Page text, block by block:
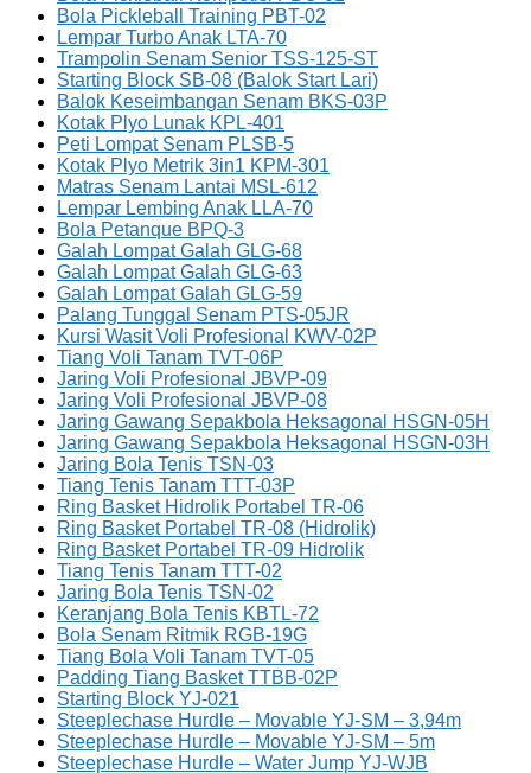
Bola Pickleball Training PBT-02
Lempar Turbo Anak LTA-70
Trampolin Senam Senior TSS-125-ST
Starting Block SB-08 (Balok Start Lari)
Balok Keseimbangan Senam BKS-03P
Kotak Plyo Lunak KPL-401
Peti Lompat Senam PLSB-5
Kotak Plyo Metrik 3in1 KPM-301
Matras Senam Lantai MSL-612
Lempar Lembing Anak LLA-70
Bola Petanque BPQ-3
Galah Lompat Galah GLG-68
Galah Lompat Galah GLG-63
Galah Lompat Galah GLG-59
Palang Tunggal Senam PTS-05JR
Kursi Wasit Voli Profesional KWV-02P
Tiang Voli Tanam TVT-06P
Jaring Voli Profesional JBVP-09
Jaring Voli Profesional JBVP-08
Jaring Gawang Sepakbola Heksagonal HSGN-05H
Jaring Gawang Sepakbola Heksagonal HSGN-03H
Jaring Bola Tenis TSN-03
Tiang Tenis Tanam TTT-03P
Ring Basket Hidrolik Portabel TR-06
Ring Basket Portabel TR-08 (Hidrolik)
Ring Basket Portabel TR-09 Hidrolik
Tiang Tenis Tanam TTT-02
Jaring Bola Tenis TSN-02
Keranjang Bola Tenis KBTL-72
Bola Senam Ritmik RGB-19G
Tiang Bola Voli Tanam TVT-05
Padding Tiang Basket TTBB-02P
Starting Block YJ-021
Steeplechase Hurdle – Movable YJ-SM – 3,94m
Steeplechase Hurdle – Movable YJ-SM – 5m
Steeplechase Hurdle – Water Jump YJ-WJB